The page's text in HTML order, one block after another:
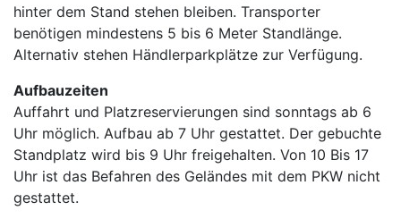
hinter dem Stand stehen bleiben. Transporter
benötigen mindestens 5 bis 6 Meter Standlänge.
Alternativ stehen Händlerparkplätze zur Verfügung.
Aufbauzeiten
Auffahrt und Platzreservierungen sind sonntags ab 6
Uhr möglich. Aufbau ab 7 Uhr gestattet. Der gebuchte
Standplatz wird bis 9 Uhr freigehalten. Von 10 Bis 17
Uhr ist das Befahren des Geländes mit dem PKW nicht
gestattet.